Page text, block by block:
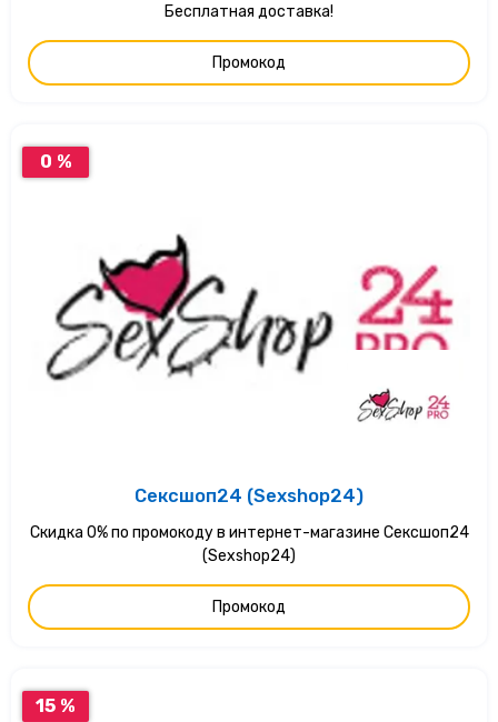
Бесплатная доставка!
Промокод
0 %
Сексшоп24 (Sexshop24)
Скидка 0% по промокоду в интернет-магазине Сексшоп24
(Sexshop24)
Промокод
15 %